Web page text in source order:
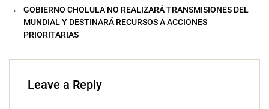
→
GOBIERNO CHOLULA NO REALIZARÁ TRANSMISIONES DEL
MUNDIAL Y DESTINARÁ RECURSOS A ACCIONES
PRIORITARIAS
Leave a Reply